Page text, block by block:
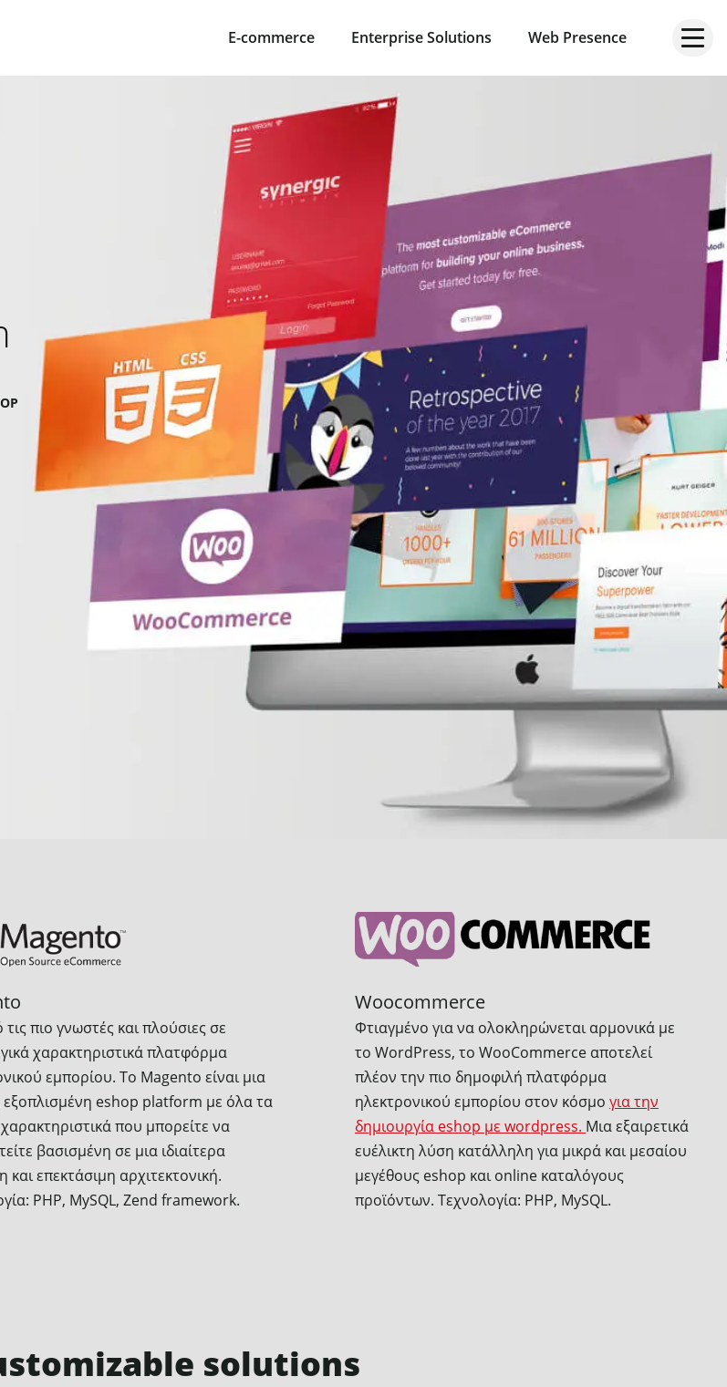
E-commerce Enterprise Solutions Web Presence
πιο γνωστές και πλούσιες σε
χαρακτηριστικά πλατφόρμα
εμπορίου. Το Magento είναι μια
eshop platform με όλα τα
που μπορείτε να
βασισμένη σε μια ιδιαίτερα
και επεκτάσιμη αρχιτεκτονική.
PHP, MySQL, Zend framework.
Woocommerce
Φτιαγμένο για να ολοκληρώνεται αρμονικά με
το WordPress, το WooCommerce αποτελεί
πλέον την πιο δημοφιλή πλατφόρμα
ηλεκτρονικού εμπορίου στον κόσμο για την
δημιουργία eshop με wordpress. Μια εξαιρετικά
ευέλικτη λύση κατάλληλη για μικρά και μεσαίου
μεγέθους eshop και οnline καταλόγους
προϊόντων. Τεχνολογία: PHP, MySQL.
solutions